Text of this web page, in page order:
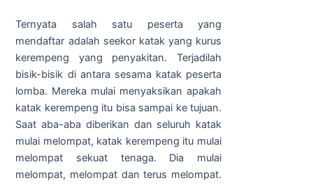
Ternyata salah satu peserta yang
mendaftar adalah seekor katak yang kurus
kerempeng yang penyakitan. Terjadilah
bisik-bisik di antara sesama katak peserta
lomba. Mereka mulai menyaksikan apakah
katak kerempeng itu bisa sampai ke tujuan.
Saat aba-aba diberikan dan seluruh katak
mulai melompat, katak kerempeng itu mulai
melompat sekuat tenaga. Dia mulai
melompat, melompat dan terus melompat.